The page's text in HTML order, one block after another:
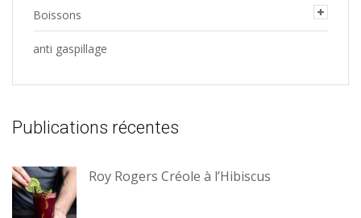
Boissons
anti gaspillage
Publications récentes
Roy Rogers Créole à l’Hibiscus